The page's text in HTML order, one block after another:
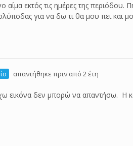
αίμα εκτός τις ημέρες της
για να δω τι θα μου πει και
απαντήθηκε πριν από 2 έτη
εικόνα δεν μπορώ να απαντήσω. Η